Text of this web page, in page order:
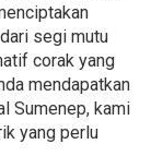
segi mutu
corak yang
mendapatkan
Sumenep, kami
yang perlu